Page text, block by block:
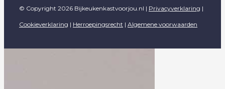
© Copyright 2026 Bijkeukenkastvoorjou.nl | Privacyverklaring |
Cookieverklaring | Herroepingsrecht | Algemene voorwaarden